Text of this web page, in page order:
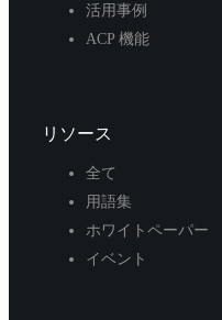
活用事例
ACP 機能
リソース
全て
用語集
ホワイトペーパー
イベント